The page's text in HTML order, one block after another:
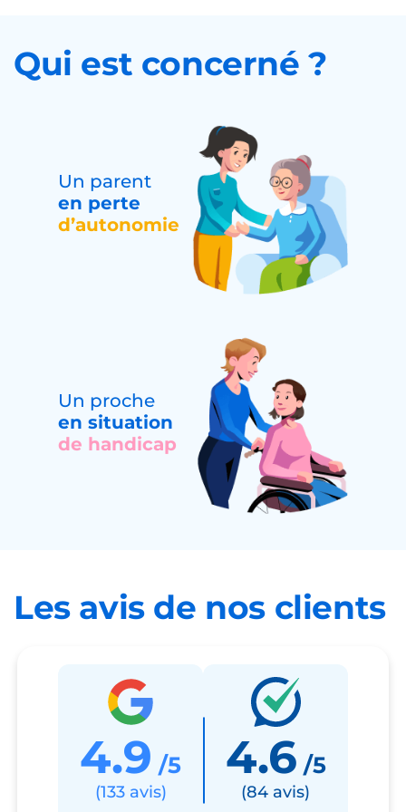
Qui est concerné ?
Un parent
en perte
d’autonomie
Un proche
en situation
de handicap
Les avis de nos clients
4.9 /5
(133 avis)
4.6 /5
(84 avis)